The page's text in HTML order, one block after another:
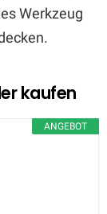
Werkzeug
kaufen
ANGEBOT